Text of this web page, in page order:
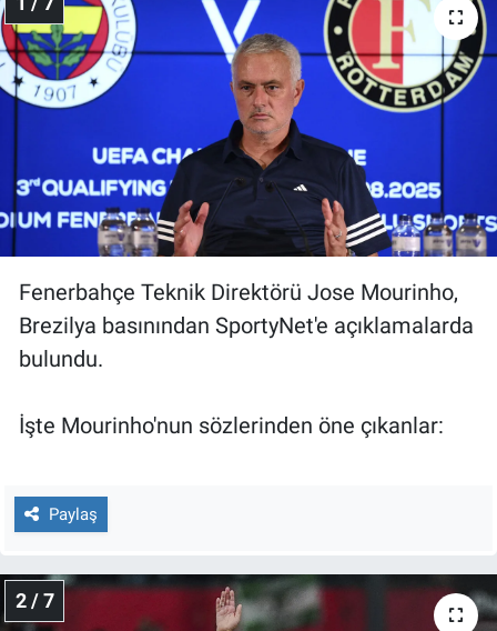
Fenerbahçe Teknik Direktörü Jose Mourinho,
Brezilya basınından SportyNet'e açıklamalarda
bulundu.
İşte Mourinho'nun sözlerinden öne çıkanlar:
Paylaş
2 / 7
Gündem Özel
Günün görüntüsü
Haber
İlan
Kimdir
Koronavirüs
Nedir
Programlar